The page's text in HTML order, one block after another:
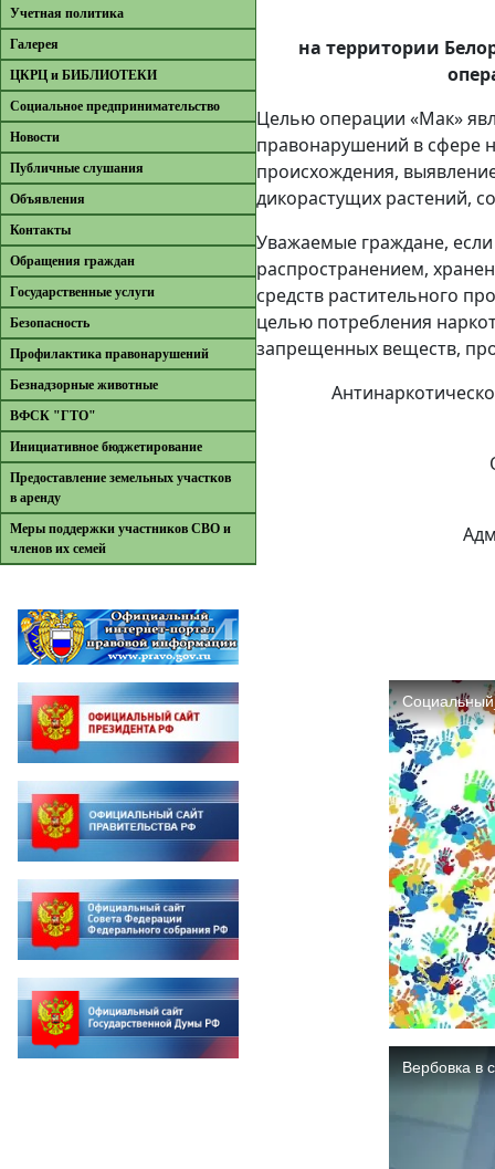
Учетная политика
Галерея
ЦКРЦ и БИБЛИОТЕКИ
Социальное предпринимательство
Новости
Публичные слушания
Объявления
Контакты
Обращения граждан
Государственные услуги
Безопасность
Профилактика правонарушений
Безнадзорные животные
ВФСК "ГТО"
Инициативное бюджетирование
Предоставление земельных участков
в аренду
Меры поддержки участников СВО и
членов их семей
на территории
Целью операции «Мак»
правонарушений в сфере
происхождения,
дикорастущих растений,
Уважаемые граждане,
распространением,
средств растительного
целью потребления
запрещенных веществ,